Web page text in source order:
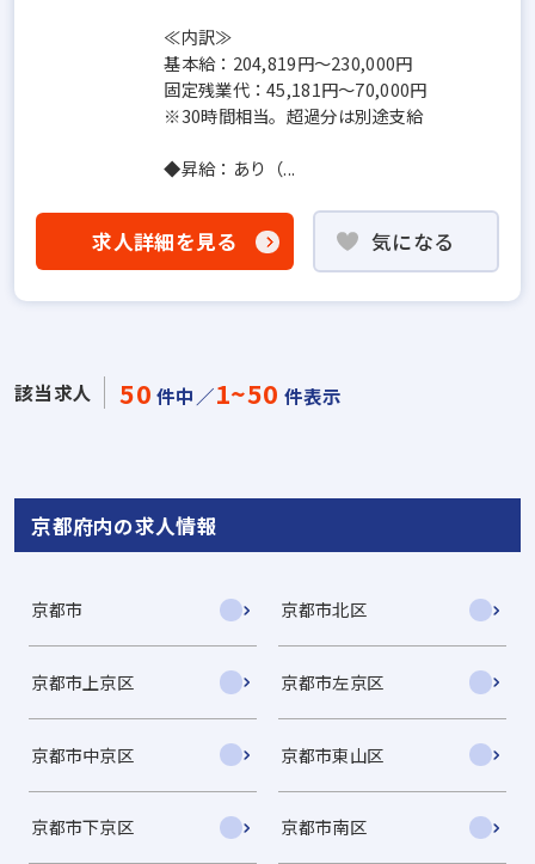
≪内訳≫
基本給：204,819円〜230,000円
固定残業代：45,181円〜70,000円
※30時間相当。超過分は別途支給
◆昇給：あり（...
求人詳細を見る 気になる
該当求人 50 件中／1~50 件表示
京都府内の求人情報
京都市 京都市北区
京都市上京区 京都市左京区
京都市中京区 京都市東山区
京都市下京区 京都市南区